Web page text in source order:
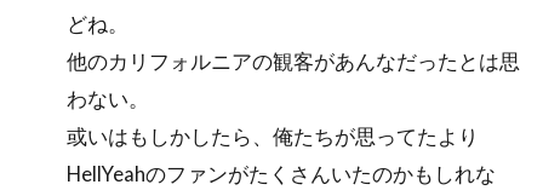
どね。
他のカリフォルニアの観客があんなだったとは思
わない。
或いはもしかしたら、俺たちが思ってたより
HellYeahのファンがたくさんいたのかもしれな